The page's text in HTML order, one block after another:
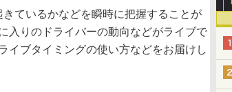
ているかなどを瞬時に把握することが
入りのドライバーの動向などがライブで
イブタイミングの使い方などをお届けし